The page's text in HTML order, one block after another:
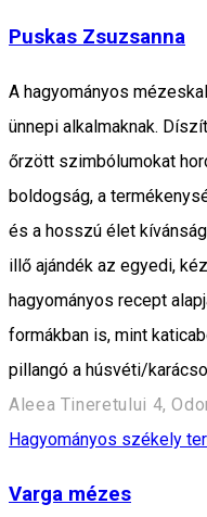
Puskas Zsuzsanna
A hagyományos
ünnepi alkalmaknak.
őrzött szimbólumokat
boldogság, a
és a hosszú élet
illő ajándék az egyedi,
hagyományos recept
formákban is, mint
pillangó a húsvéti/
Aleea Tineretului 4,
Hagyományos székely
Varga mézes